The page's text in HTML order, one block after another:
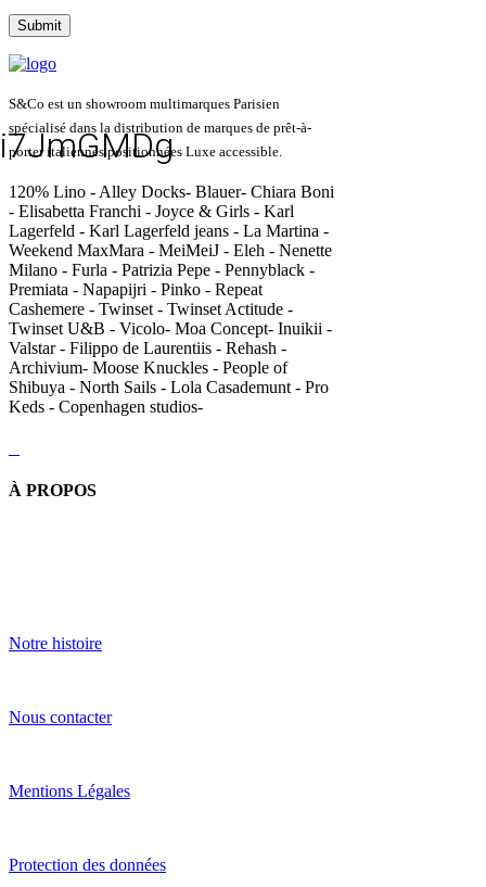
i7JmGMDg
S&Co est un showroom multimarques Parisien
spécialisé dans la distribution de marques de prêt-à-
porter italiennes positionnées Luxe accessible.
120% Lino - Alley Docks- Blauer- Chiara Boni
- Elisabetta Franchi - Joyce & Girls - Karl
Lagerfeld - Karl Lagerfeld jeans - La Martina -
Weekend MaxMara - MeiMeiJ - Eleh - Nenette
Milano - Furla - Patrizia Pepe - Pennyblack -
Premiata - Napapijri - Pinko - Repeat
Cashemere - Twinset - Twinset Actitude -
Twinset U&B - Vicolo- Moa Concept- Inuikii -
Valstar - Filippo de Laurentiis - Rehash -
Archivium- Moose Knuckles - People of
Shibuya - North Sails - Lola Casademunt - Pro
Keds - Copenhagen studios-
À PROPOS
Notre histoire
Nous contacter
Mentions Légales
Protection des données